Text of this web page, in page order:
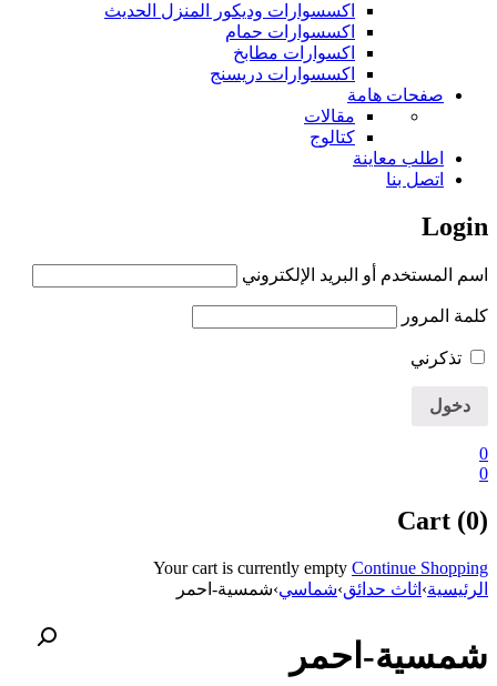
اكسسوارات وديكور المنزل الحديث
اكسسوارات حمام
اكسوارات مطابخ
اكسسوارات دريسنج
صفحات هامة
مقالات
كتالوج
اطلب معاينة
اتصل بنا
Login
اسم المستخدم أو البريد الإلكتروني
كلمة المرور
تذكرني
0
0
Cart (0)
Your cart is currently empty Continue Shopping
الرئيسية› اثاث حدائق›شماسي›شمسية-احمر
شمسية-احمر